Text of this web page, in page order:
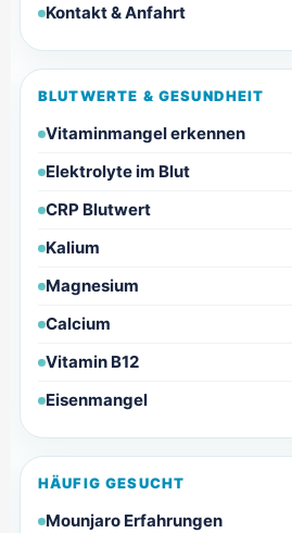
Kontakt & Anfahrt
BLUTWERTE & GESUNDHEIT
Vitaminmangel erkennen
Elektrolyte im Blut
CRP Blutwert
Kalium
Magnesium
Calcium
Vitamin B12
Eisenmangel
HÄUFIG GESUCHT
Mounjaro Erfahrungen